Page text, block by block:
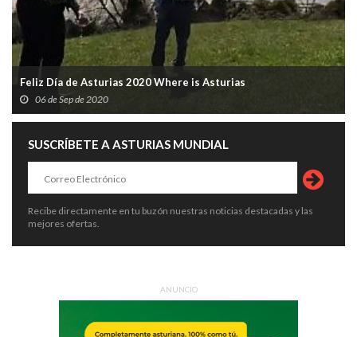
Feliz Día de Asturias 2020 Where is Asturias
06 de Sep de 2020
SUSCRÍBETE A ASTURIAS MUNDIAL
Recibe directamente en tu buzón nuestras noticias destacadas y las
mejores ofertas.
ANUNCIO